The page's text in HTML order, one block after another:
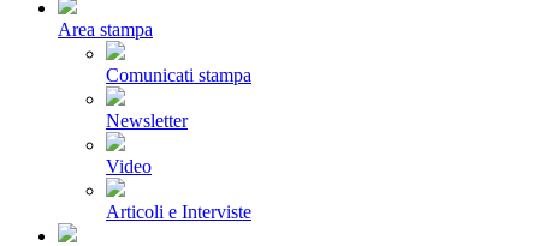
Area stampa
Comunicati stampa
Newsletter
Video
Articoli e Interviste